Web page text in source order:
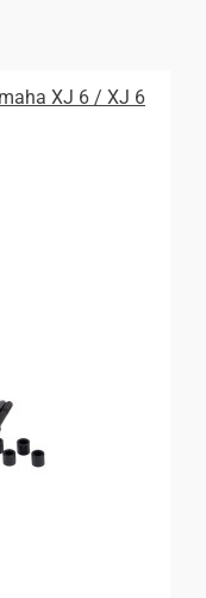
XJ 6 / XJ 6